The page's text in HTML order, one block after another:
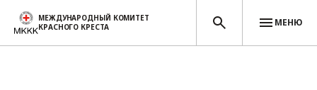
МЕЖДУНАРОДНЫЙ КОМИТЕТ
КРАСНОГО КРЕСТА
МЕНЮ